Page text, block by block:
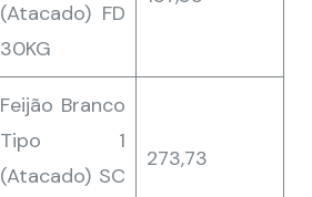
(Atacado) FD
30KG
Feijão Branco
Tipo 1
(Atacado) SC
273,73